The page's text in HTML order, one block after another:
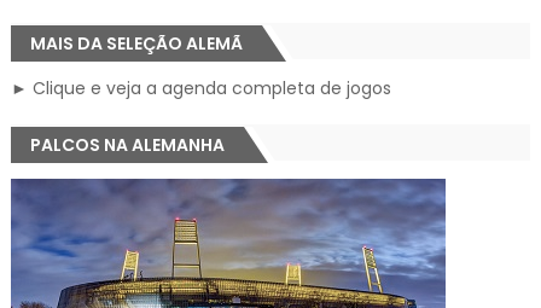
MAIS DA SELEÇÃO ALEMÃ
► Clique e veja a agenda completa de jogos
PALCOS NA ALEMANHA